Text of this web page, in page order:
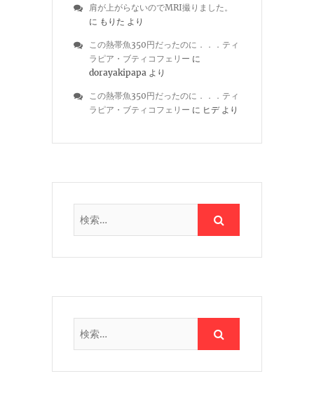
肩が上がらないのでMRI撮りました。
に もりた より
この熱帯魚350円だったのに．．．ティ
ラピア・ブティコフェリー に
dorayakipapa より
この熱帯魚350円だったのに．．．ティ
ラピア・ブティコフェリー に ヒデより